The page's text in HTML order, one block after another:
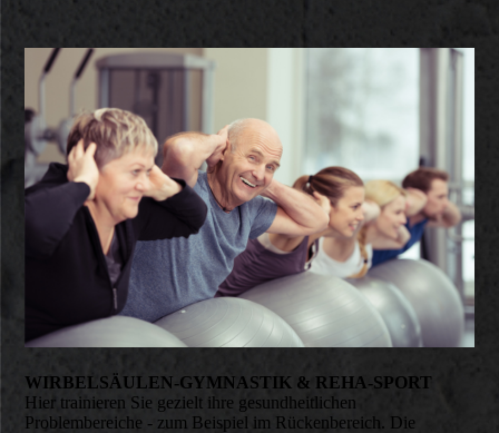
WIRBELSÄULEN-GYMNASTIK & REHA-SPORT
Hier trainieren Sie gezielt ihre gesundheitlichen
Problembereiche - zum Beispiel im Rückenbereich. Die